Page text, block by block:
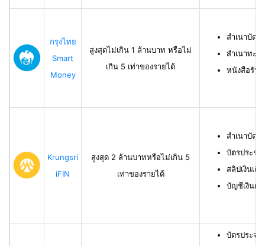
กรุงไทย
Smart
Money
สูงสุดไม่เกิน 1 ล้านบาท หรือไม่
เกิน 5 เท่าของรายได้
สำเนาบัตร
สำเนาทะเ
หนังสือรับร
Krungsri
iFIN
สูงสุด 2 ล้านบาทหรือไม่เกิน 5
เท่าของรายได้
สำเนาบัตร
บัตรประช
สลิปเงินเดื
บัญชีเงินฝา
บัตรประจำ